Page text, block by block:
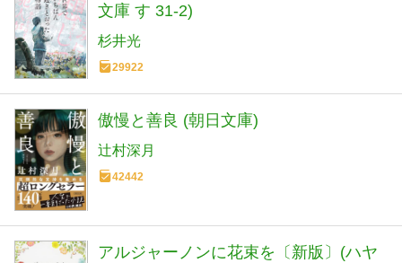
文庫 す 31-2)
杉井光
29922
傲慢と善良 (朝日文庫)
辻村深月
42442
アルジャーノンに花束を〔新版〕(ハヤ